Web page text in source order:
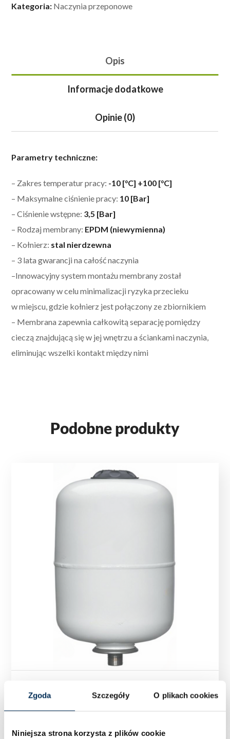
Zgoda Szczegóły O plikach cookies
Niniejsza strona korzysta z plików cookie
Kategoria: Naczynia przeponowe
Opis
Informacje dodatkowe
Opinie (0)
Parametry techniczne:
– Zakres temperatur pracy: -10 [°C] +100 [°C]
– Maksymalne ciśnienie pracy: 10 [Bar]
– Ciśnienie wstępne: 3,5 [Bar]
– Rodzaj membrany: EPDM (niewymienna)
– Kołnierz: stal nierdzewna
– 3 lata gwarancji na całość naczynia
–Innowacyjny system montażu membrany został
opracowany w celu minimalizacji ryzyka przecieku
w miejscu, gdzie kołnierz jest połączony ze zbiornikiem
– Membrana zapewnia całkowitą separację pomiędzy
cieczą znajdującą się w jej wnętrzu a ściankami naczynia,
eliminując wszelki kontakt między nimi
Podobne produkty